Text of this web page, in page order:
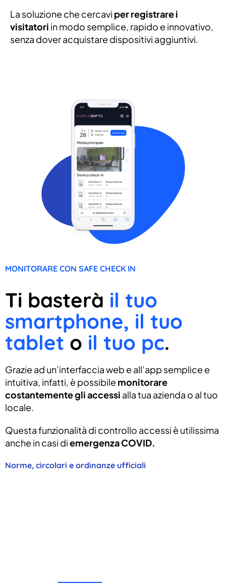
La soluzione che cercavi per registrare i
visitatori in modo semplice, rapido e innovativo,
senza dover acquistare dispositivi aggiuntivi.
MONITORARE CON SAFE CHECK IN
Ti basterà il tuo
smartphone, il tuo
tablet o il tuo pc.
Grazie ad un’interfaccia web e all’app semplice e
intuitiva, infatti, è possibile monitorare
costantemente gli accessi alla tua azienda o al tuo
locale.
Questa funzionalità di controllo accessi è utilissima
anche in casi diemergenza COVID.
Norme, circolari e ordinanze ufficiali